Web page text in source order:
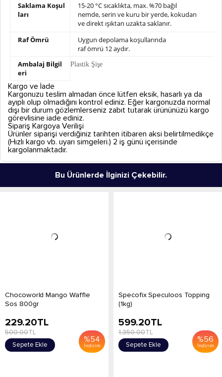
Saklama Koşul
ları
15-20 °C sıcaklıkta, max. %70 bağıl
nemde,serin ve kuru bir yerde, kokudan
ve direkt ışıktan uzakta saklanır.
Raf Ömrü
Uygun depolama koşullarında
raf ömrü 12 aydır.
Ambalaj Bilgil
eri
Plastik Şişe
Kargo ve İade
Kargonuzu teslim almadan önce lütfen eksik, hasarlı ya da
ayıplı olup olmadığını kontrol ediniz. Eğer kargonuzda normal
dışı bir durum gözlemlerseniz zabıt tutarak ürününüzü kargo
görevlisine iade ediniz.
Sipariş Kargoya Verilişi
Ürünler siparişi verdiğiniz tarihten itibaren aksi belirtilmedikçe
(Hızlı kargo vb. uyarı simgeleri.) 2 iş günü içerisinde
kargolanmaktadır.
Bu Ürünlerde İlginizi Çekebilir.
Chocoworld Mango Waffle
Sos 800gr
%54
İndirim
229.20TL
500.00TL
Sepete Ekle
Specofix Speculoos Topping
(1kg)
%56
İndirim
599.20TL
1,350.00TL
Sepete Ekle